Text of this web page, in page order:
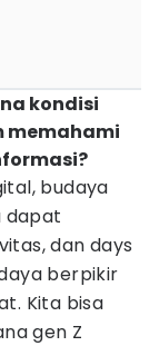
kondisi
memahami
budaya
dapat
dan days
berpikir
Kita bisa
gen Z